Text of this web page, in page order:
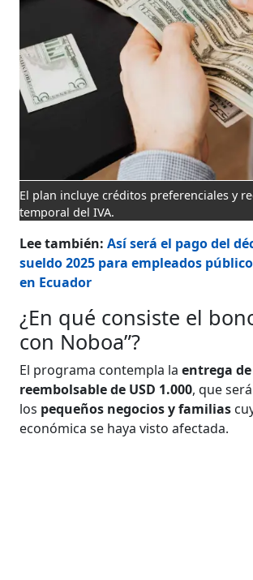
El plan incluye créditos preferenciales y
temporal del IVA.
Lee también:Así será el pago del
sueldo 2025 para empleados
en Ecuador
¿En qué consiste el
con Noboa”?
El programa contempla laentrega
reembolsable de USD 1.000, que
los pequeños negocios y familias
económica se haya visto afectada.